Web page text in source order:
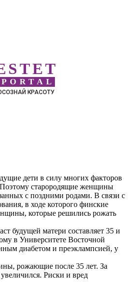
PORTAL
КРАСОТУ
дети в силу многих факторов
старородящие женщины
с поздними родами. В связи с
в ходе которого финские
которые решились рожать
будущей матери составляет 35 и
в Университете Восточной
диабетом и преэклампсией, у
рожающие после 35 лет. За
Риски и вред